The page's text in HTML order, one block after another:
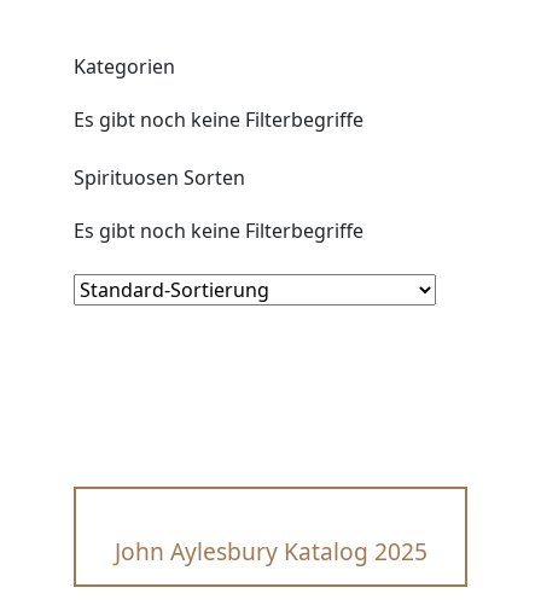
Kategorien
Es gibt noch keine Filterbegriffe
Spirituosen Sorten
Es gibt noch keine Filterbegriffe
John Aylesbury Katalog 2025